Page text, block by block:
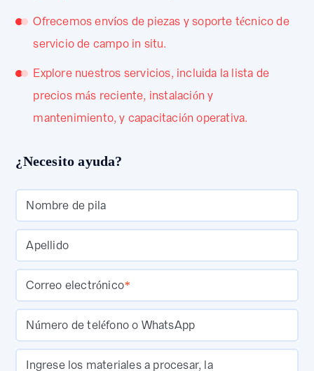
Ofrecemos envíos de piezas y soporte técnico de
servicio de campo in situ.
Explore nuestros servicios, incluida la lista de
precios más reciente, instalación y
mantenimiento, y capacitación operativa.
¿Necesito ayuda?
Nombre de pila
Apellido
Correo electrónico*
Número de teléfono o WhatsApp
Ingrese los materiales a procesar, la